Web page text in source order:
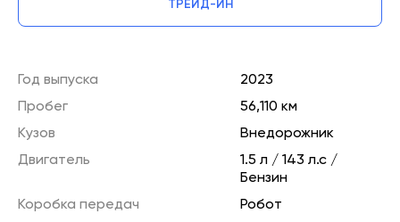
ТРЕЙД-ИН
Год выпуска
2023
Пробег
56,110 км
Кузов
Внедорожник
Двигатель
1.5 л / 143 л.с /
Бензин
Коробка передач
Робот